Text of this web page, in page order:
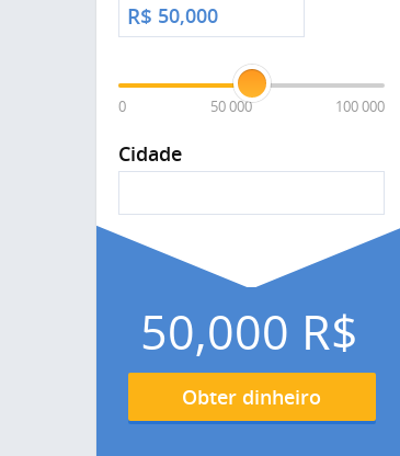
R$
0 50 000 100 000
Cidade
50,000 R$
Obter dinheiro